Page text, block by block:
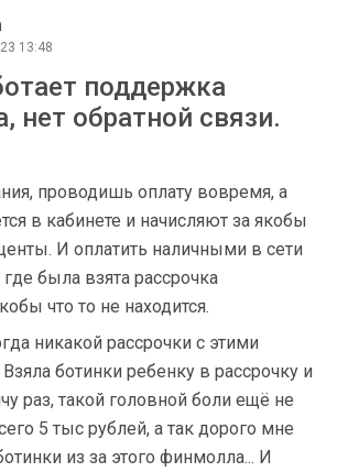
13:48
поддержка
нет обратной связи.
проводишь оплату вовремя, а
в кабинете и начисляют за якобы
И оплатить наличными в сети
была взята рассрочка
что то не находится.
никакой рассрочки с этими
ботинки ребенку в рассрочку и
раз, такой головной боли ещё не
5 тыс рублей, а так дорого мне
из за этого финмолла... И